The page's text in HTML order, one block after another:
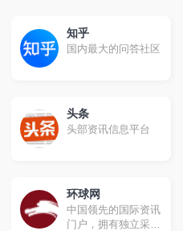
知乎
国内最大的问答社区
头条
头部资讯信息平台
环球网
中国领先的国际资讯
门户，拥有独立采编